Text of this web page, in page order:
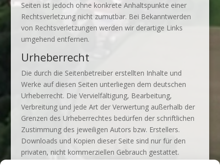
Seiten ist jedoch ohne konkrete Anhaltspunkte einer
Rechtsverletzung nicht zumutbar. Bei Bekanntwerden
von Rechtsverletzungen werden wir derartige Links
umgehend entfernen.
Urheberrecht
Die durch die Seitenbetreiber erstellten Inhalte und
Werke auf diesen Seiten unterliegen dem deutschen
Urheberrecht. Die Vervielfältigung, Bearbeitung,
Verbreitung und jede Art der Verwertung außerhalb der
Grenzen des Urheberrechtes bedürfen der schriftlichen
Zustimmung des jeweiligen Autors bzw. Erstellers.
Downloads und Kopien dieser Seite sind nur für den
privaten, nicht kommerziellen Gebrauch gestattet.